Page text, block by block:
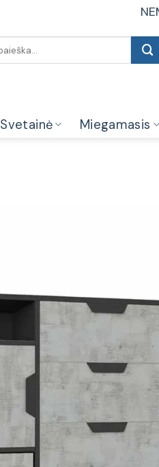
Svetainė Miegamasis